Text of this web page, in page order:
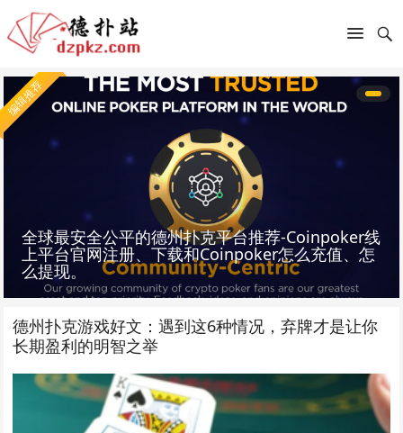
全球最安全公平的德州扑克平台推荐-Coinpoker线
上平台官网注册、下载和Coinpoker怎么充值、怎
么提现。
编辑推荐
德州扑克游戏好文：遇到这6种情况，弃牌才是让你
长期盈利的明智之举